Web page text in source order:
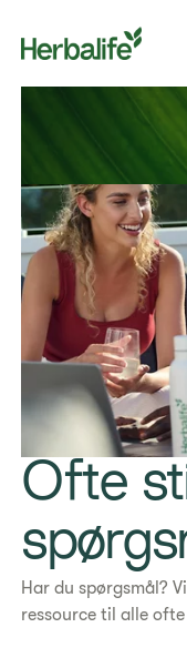
Ofte
Har du spørgsmål?
ressource til alle